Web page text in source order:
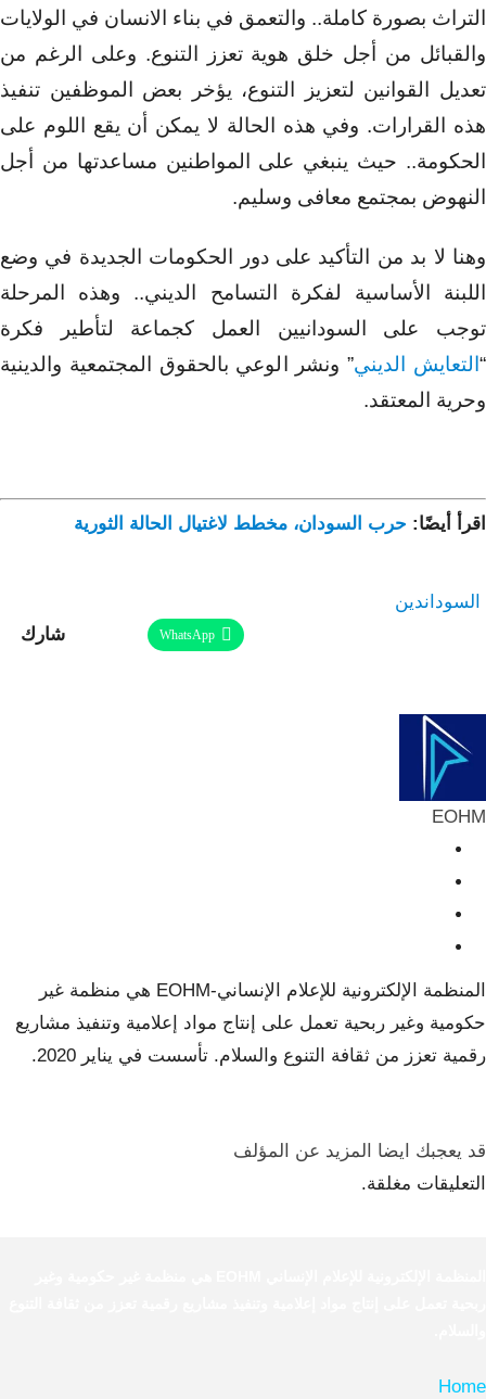
التراث بصورة كاملة.. والتعمق في بناء الانسان في الولايات
والقبائل من أجل خلق هوية تعزز التنوع. وعلى الرغم من
تعديل القوانين لتعزيز التنوع، يؤخر بعض الموظفين تنفيذ
هذه القرارات. وفي هذه الحالة لا يمكن أن يقع اللوم على
الحكومة.. حيث ينبغي على المواطنين مساعدتها من أجل
النهوض بمجتمع معافى وسليم.
وهنا لا بد من التأكيد على دور الحكومات الجديدة في وضع
اللبنة الأساسية لفكرة التسامح الديني.. وهذه المرحلة
توجب على السودانيين العمل كجماعة لتأطير فكرة
“التعايش الديني” ونشر الوعي بالحقوق المجتمعية والدينية
وحرية المعتقد.
اقرأ أيضًا: حرب السودان، مخطط لاغتيال الحالة الثورية
السوداندين
شارك
WhatsApp
EOHM
المنظمة الإلكترونية للإعلام الإنساني-EOHM هي منظمة غير
حكومية وغير ربحية تعمل على إنتاج مواد إعلامية وتنفيذ مشاريع
رقمية تعزز من ثقافة التنوع والسلام. تأسست في يناير 2020.
قد يعجبك ايضا
المزيد عن المؤلف
التعليقات مغلقة.
Home